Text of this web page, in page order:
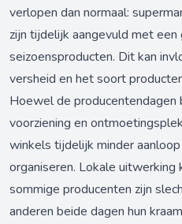
verlopen dan normaal:
zijn tijdelijk aangevuld met een
seizoensproducten. Dit kan
versheid en het soort
Hoewel de producentendagen
voorziening en
winkels tijdelijk minder
organiseren. Lokale uitwerking
sommige producenten zijn
anderen beide dagen hun